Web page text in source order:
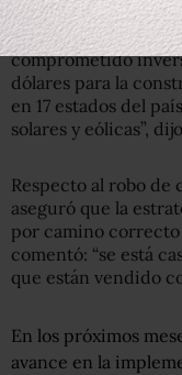
“Gracias a la
ingresaron al
comprometido
dólares para la
en 17 estados del
solares y eólicas”,
Respecto al robo de
aseguró que la
por camino correcto
comentó: “se está
que están vendido
En los próximos
avance en la